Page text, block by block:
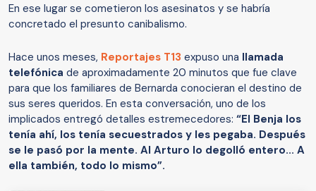
En ese lugar se cometieron los asesinatos y se habría
concretado el presunto canibalismo.
Hace unos meses, Reportajes T13 expuso una llamada
telefónica de aproximadamente 20 minutos que fue clave
para que los familiares de Bernarda conocieran el destino de
sus seres queridos. En esta conversación, uno de los
implicados entregó detalles estremecedores: “El Benja los
tenía ahí, los tenía secuestrados y les pegaba. Después
se le pasó por la mente. Al Arturo lo degolló entero... A
ella también, todo lo mismo”.